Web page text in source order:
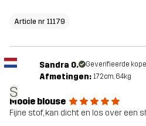
Article nr 11179
S
Sandra O. Geverifieerde
Afmetingen: 172cm, 64kg
Mooie blouse
Fijne stof, kan dicht en los over een